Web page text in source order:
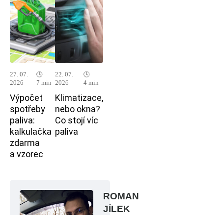
27. 07.
2026
🕓
7 min
Výpočet
spotřeby
paliva:
kalkulačka
zdarma
a vzorec
22. 07.
2026
🕓
4 min
Klimatizace,
nebo okna?
Co stojí víc
paliva
ROMAN
JÍLEK